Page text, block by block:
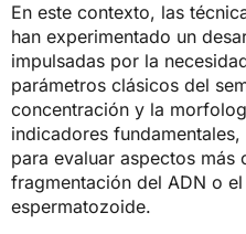
En este contexto, las
han experimentado un
impulsadas por la
parámetros clásicos del
concentración y la
indicadores
para evaluar aspectos más
fragmentación del ADN o
espermatozoide.